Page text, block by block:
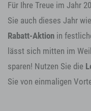
Für Ihre Treue im Jahr
Sie auch dieses Jahr
Rabatt-Aktion in
lässt sich mitten im
sparen! Nutzen Sie die
Sie von einmaligen